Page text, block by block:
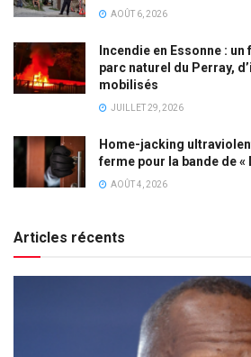
AOÛT 6, 2026
Incendie en Essonne :
parc naturel du Perray,
mobilisés
JUILLET 29, 2026
Home-jacking
ferme pour la bande de «
AOÛT 4, 2026
Articles récents